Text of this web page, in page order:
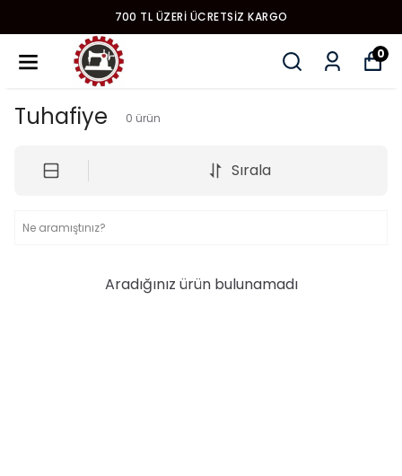
700 TL ÜZERI ÜCRETSIZ KARGO
0
Tuhafiye 0 ürün
Sırala
Aradığınız ürün bulunamadı